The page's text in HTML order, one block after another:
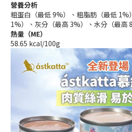
營養分析
粗蛋白（最低 9%）、粗脂肪（最低 1%
1%）、灰分（最高 3%）、水分（最高
熱量（ME）
58.65 kcal/100g